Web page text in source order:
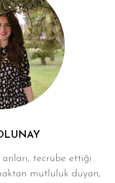
anları, tecrübe ettiği
mutluluk duyan,